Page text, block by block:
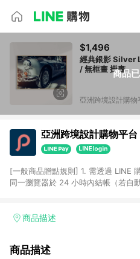
商品
$1,496
經典銀影 Silver
/ 無框畫 掛畫
亞洲跨境設計購
亞洲跨境設計購物平
[一般商品贈點規則] 1. 需透過 LINE
同一瀏覽器於 24 小時內結帳（若自
回饋訂單不得享有 Pinkoi 站方優惠
行為，不具贈點資格，部分退款不在
商品描述
商品描述